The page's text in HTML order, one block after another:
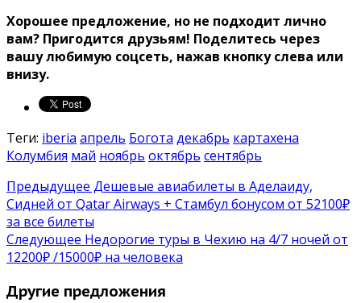
Хорошее предложение, но не подходит лично
вам? Пригодится друзьям! Поделитесь через
вашу любимую соцсеть, нажав кнопку слева или
внизу.
Теги: iberia апрель Богота декабрь картахена
Колумбия май ноябрь октябрь сентябрь
Предыдущее Дешевые авиабилеты в Аделаиду,
Сидней от Qatar Airways + Стамбул бонусом от 52100₽
за все билеты
Следующее Недорогие туры в Чехию на 4/7 ночей от
12200₽ /15000₽ на человека
Другие предложения